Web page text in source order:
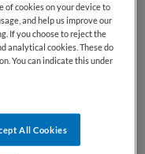
naar
of cookies on your device to
and help us improve our
If you choose to reject the
analytical cookies. These do
You can indicate this under
All Cookies